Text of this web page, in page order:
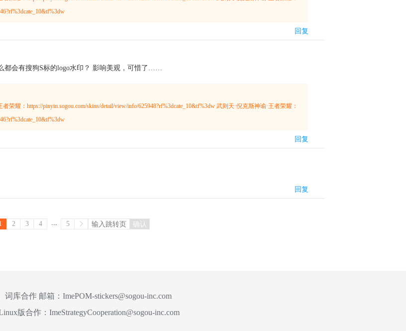
回复
都会有搜狗S标的logo水印？ 影响美观，可惜了……
耀：https://pinyin.sogou.com/skins/detail/view/info/625948?rf%3dcate_10&tf%3dw 武则天·倪克斯神谕·王者荣耀：
回复
回复
2 3 4 ... 5 确认
词库合作 邮箱： ImePOM-stickers@sogou-inc.com
版合作： ImeStrategyCooperation@sogou-inc.com